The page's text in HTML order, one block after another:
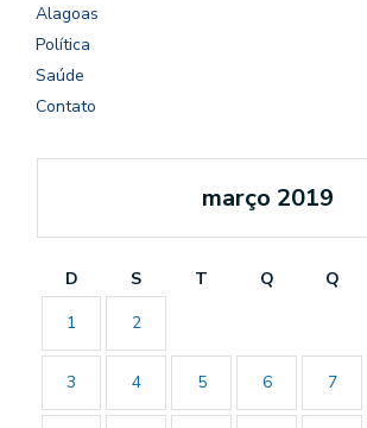
Alagoas
Política
Saúde
Contato
março 2019
D S T Q Q
1
2
3 4 5 6 7